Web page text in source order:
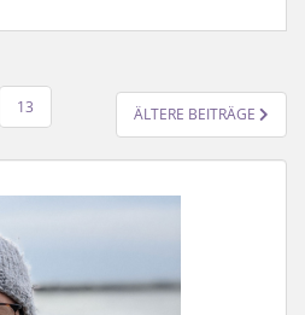
13 ÄLTERE BEITRÄGE